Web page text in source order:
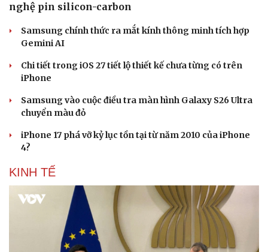
nghệ pin silicon-carbon
Samsung chính thức ra mắt kính thông minh tích hợp
Gemini AI
Chi tiết trong iOS 27 tiết lộ thiết kế chưa từng có trên
iPhone
Samsung vào cuộc điều tra màn hình Galaxy S26 Ultra
chuyển màu đỏ
iPhone 17 phá vỡ kỷ lục tồn tại từ năm 2010 của iPhone
4?
KINH TẾ